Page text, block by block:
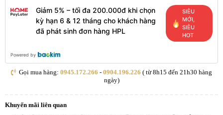
Giảm 5% – tối đa 200.000đ khi chọn
kỳ hạn 6 & 12 tháng cho khách hàng
đã phát sinh đơn hàng HPL
SIÊU
MỚI,
SIÊU
HOT
Powered by
Gọi mua hàng: 0945.172.266 - 0904.196.226 ( từ 8h15 đến 21h30 hàng
ngày)
Khuyến mãi liên quan